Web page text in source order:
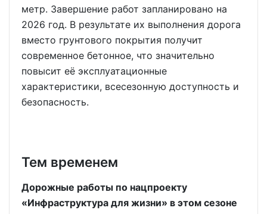
метр. Завершение работ запланировано на
2026 год. В результате их выполнения дорога
вместо грунтового покрытия получит
современное бетонное, что значительно
повысит её эксплуатационные
характеристики, всесезонную доступность и
безопасность.
Тем временем
Дорожные работы по нацпроекту
«Инфраструктура для жизни» в этом сезоне